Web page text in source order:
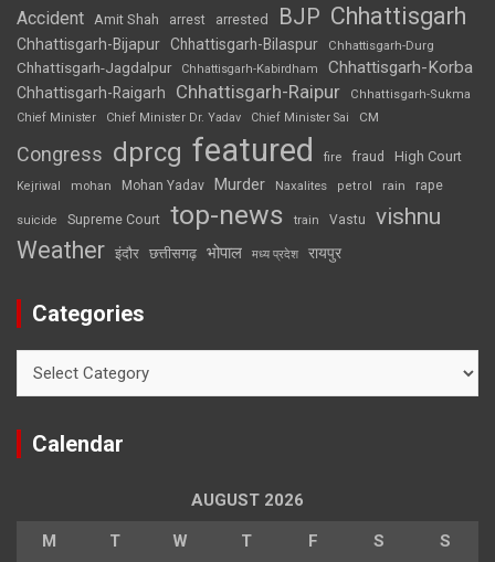
Accident Amit Shah arrest arrested BJP Chhattisgarh
Chhattisgarh-Bijapur Chhattisgarh-Bilaspur Chhattisgarh-Durg
Chhattisgarh-Jagdalpur Chhattisgarh-Kabirdham Chhattisgarh-Korba
Chhattisgarh-Raigarh Chhattisgarh-Raipur
Chhattisgarh-Sukma
Chief Minister
Chief Minister Dr. Yadav Chief Minister Sai CM
Congress dprcg featured fire fraud High Court
Kejriwal mohan Mohan Yadav Murder Naxalites petrol rain rape
suicide Supreme Court top-news train Vastu vishnu
Weather इंदौर छत्तीसगढ़ भोपाल मध्य प्रदेश रायपुर
Categories
Calendar
AUGUST 2026
M T W T F S S